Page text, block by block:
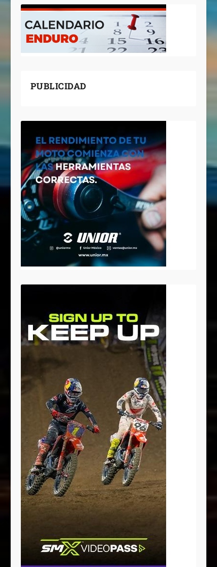
PUBLICIDAD